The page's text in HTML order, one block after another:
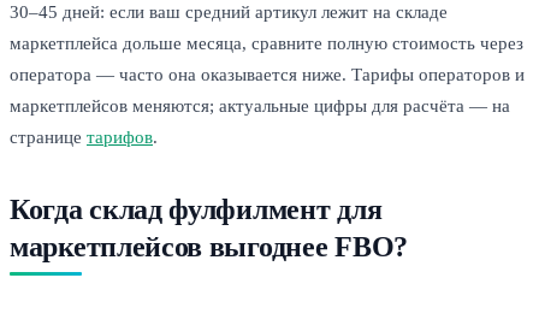
30–45 дней: если ваш средний артикул лежит на складе
маркетплейса дольше месяца, сравните полную стоимость через
оператора — часто она оказывается ниже. Тарифы операторов и
маркетплейсов меняются; актуальные цифры для расчёта — на
странице тарифов.
Когда склад фулфилмент для
маркетплейсов выгоднее FBO?